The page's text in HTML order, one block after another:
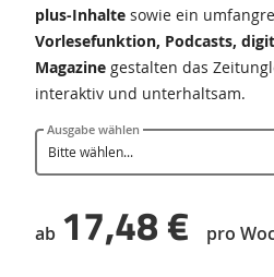
plus-Inhalte sowie ein
Vorlesefunktion, Podcasts,
Magazine gestalten das
interaktiv und unterhaltsam.
Ausgabe wählen
ab 17,48 € pro